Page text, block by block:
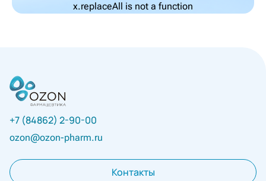
x.replaceAll is not a function
+7 (84862) 2-90-00
ozon@ozon-pharm.ru
Контакты